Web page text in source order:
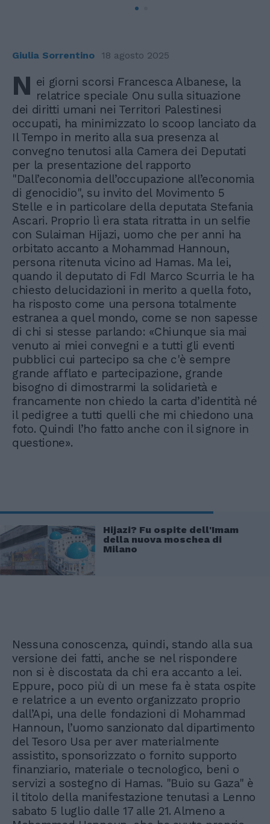
Giulia Sorrentino 18 agosto 2025
N ei giorni scorsi Francesca Albanese, la
relatrice speciale Onu sulla situazione
dei diritti umani nei Territori Palestinesi
occupati, ha minimizzato lo scoop lanciato da
Il Tempo in merito alla sua presenza al
convegno tenutosi alla Camera dei Deputati
per la presentazione del rapporto
"Dall’economia dell’occupazione all’economia
di genocidio", su invito del Movimento 5
Stelle e in particolare della deputata Stefania
Ascari. Proprio lì era stata ritratta in un selfie
con Sulaiman Hijazi, uomo che per anni ha
orbitato accanto a Mohammad Hannoun,
persona ritenuta vicino ad Hamas. Ma lei,
quando il deputato di FdI Marco Scurria le ha
chiesto delucidazioni in merito a quella foto,
ha risposto come una persona totalmente
estranea a quel mondo, come se non sapesse
di chi si stesse parlando: «Chiunque sia mai
venuto ai miei convegni e a tutti gli eventi
pubblici cui partecipo sa che c'è sempre
grande afflato e partecipazione, grande
bisogno di dimostrarmi la solidarietà e
francamente non chiedo la carta d’identità né
il pedigree a tutti quelli che mi chiedono una
foto. Quindi l’ho fatto anche con il signore in
questione».
Hijazi? Fu ospite dell'Imam
della nuova moschea di
Milano
Nessuna conoscenza, quindi, stando alla sua
versione dei fatti, anche se nel rispondere
non si è discostata da chi era accanto a lei.
Eppure, poco più di un mese fa è stata ospite
e relatrice a un evento organizzato proprio
dall’Api, una delle fondazioni di Mohammad
Hannoun, l’uomo sanzionato dal dipartimento
del Tesoro Usa per aver materialmente
assistito, sponsorizzato o fornito supporto
finanziario, materiale o tecnologico, beni o
servizi a sostegno di Hamas. "Buio su Gaza" è
il titolo della manifestazione tenutasi a Lenno
sabato 5 luglio dalle 17 alle 21. Almeno a